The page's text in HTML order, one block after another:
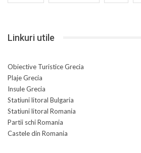
Linkuri utile
Obiective Turistice Grecia
Plaje Grecia
Insule Grecia
Statiuni litoral Bulgaria
Statiuni litoral Romania
Partii schi Romania
Castele din Romania